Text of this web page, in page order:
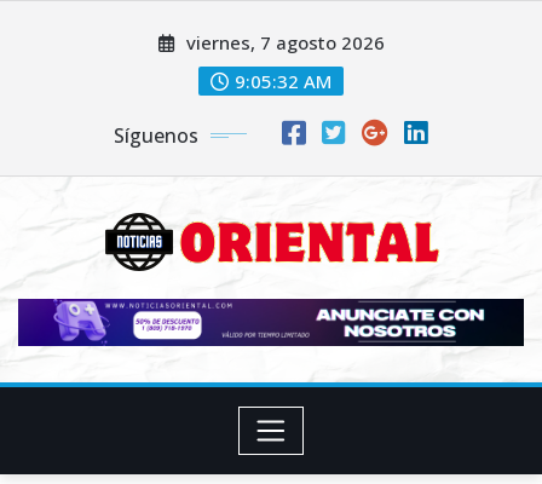
viernes, 7 agosto 2026
9:05:33 AM
Síguenos